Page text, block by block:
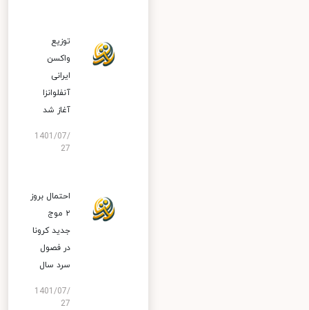
توزیع
واکسن
ایرانی
آنفلوانزا
آغاز شد
1401/07/
27
احتمال بروز
۲ موج
جدید کرونا
در فصول
سرد سال
1401/07/
27